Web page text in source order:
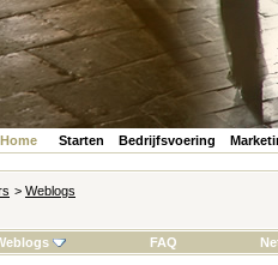
Home Starten Bedrijfsvoering
> Weblogs
FAQ